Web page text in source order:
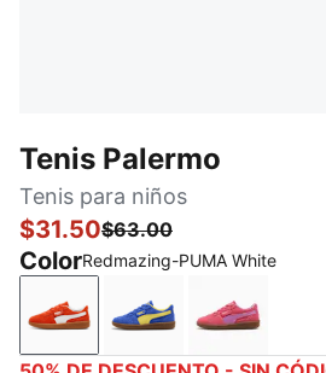
Tenis Palermo
Tenis para niños
$31.50$63.00
ColorRedmazing-PUMA White
Redmazing-PUMA White
Royal Sapphire-
Magic